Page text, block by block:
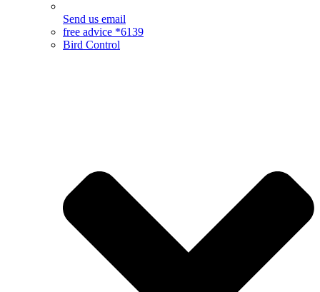
Send us email
free advice *6139
Bird Control